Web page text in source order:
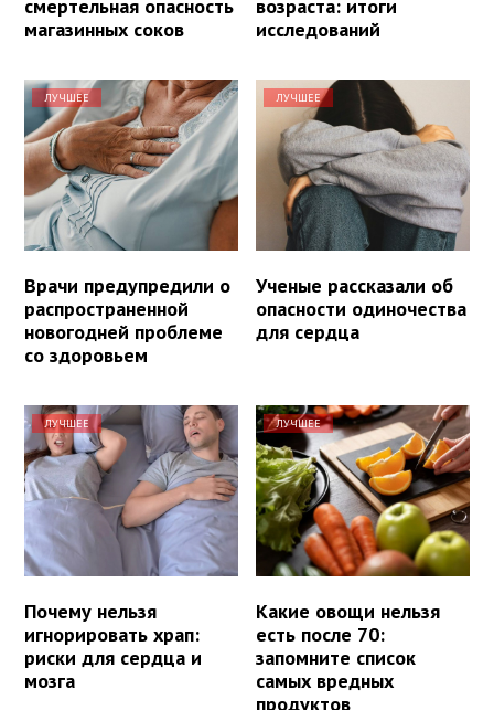
смертельная опасность
магазинных соков
возраста: итоги
исследований
ЛУЧШЕЕ
Врачи предупредили о
распространенной
новогодней проблеме
со здоровьем
ЛУЧШЕЕ
Ученые рассказали об
опасности одиночества
для сердца
ЛУЧШЕЕ
Почему нельзя
игнорировать храп:
риски для сердца и
мозга
ЛУЧШЕЕ
Какие овощи нельзя
есть после 70:
запомните список
самых вредных
продуктов